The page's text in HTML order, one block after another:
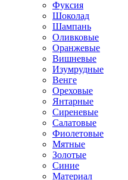
Фуксия
Шоколад
Шампань
Оливковые
Оранжевые
Вишневые
Изумрудные
Венге
Ореховые
Янтарные
Сиреневые
Салатовые
Фиолетовые
Мятные
Золотые
Синие
Материал